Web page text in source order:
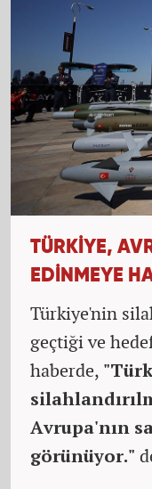
TÜRKİYE,
EDİNMEYE
Türkiye'nin
geçtiği ve
haberde,
Avrupa'nın
görünüyor."